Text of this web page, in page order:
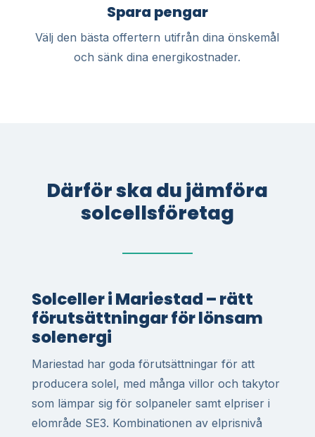
Spara pengar
Välj den bästa offertern utifrån dina önskemål
och sänk dina energikostnader.
Därför ska du jämföra
solcellsföretag
Solceller i Mariestad – rätt
förutsättningar för lönsam
solenergi
Mariestad har goda förutsättningar för att
producera solel, med många villor och takytor
som lämpar sig för solpaneler samt elpriser i
elområde SE3. Kombinationen av elprisnivå